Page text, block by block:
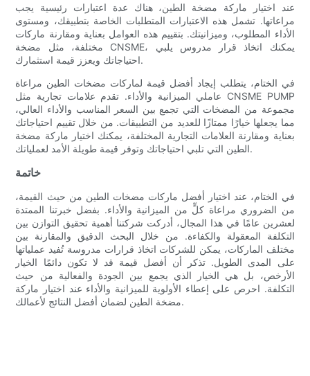
عند اختيار ماركة مضخة الطين، هناك عدة اعتبارات رئيسية يجب
مراعاتها. تشمل هذه الاعتبارات المتطلبات الخاصة بتطبيقك، ومستوى
الأداء المطلوب، وميزانيتك. بتقييم هذه العوامل بعناية ومقارنة ماركات
مختلفة، مثل مضخة CNSME، يمكنك اتخاذ قرار مدروس يلبي
احتياجاتك ويعزز قيمة استثمارك.
في الختام، يتطلب إيجاد أفضل قيمة لماركات مضخات الطين مراعاة
عاملي الميزانية والأداء. تقدم علامات تجارية مثل CNSME PUMP
مجموعة من المضخات التي تجمع بين السعر المناسب والأداء العالي،
مما يجعلها خيارًا ممتازًا للعديد من التطبيقات. من خلال تقييم احتياجاتك
بعناية ومقارنة العلامات التجارية المختلفة، يمكنك اختيار ماركة مضخة
الطين التي تلبي احتياجاتك وتوفر قيمة طويلة الأمد لعملياتك.
خاتمة
في الختام، عند اختيار أفضل ماركات مضخات الطين من حيث القيمة،
من الضروري مراعاة كلٍّ من الميزانية والأداء. بفضل خبرتنا الممتدة
لعشرين عامًا في هذا المجال، أدركت شركتنا أهمية تحقيق التوازن بين
التكلفة المعقولة والكفاءة. من خلال البحث الدقيق والمقارنة بين
مختلف الماركات، يمكن للشركات اتخاذ قرارات مدروسة تُفيد عملياتها
على المدى الطويل. تذكر أن أفضل قيمة قد لا تكون دائمًا الخيار
الأرخص، بل هي الخيار الذي يجمع بين الجودة والفعالية من حيث
التكلفة. احرص على إعطاء الأولوية للميزانية والأداء عند اختيار ماركة
مضخة الطين لضمان أفضل النتائج لأعمالك.